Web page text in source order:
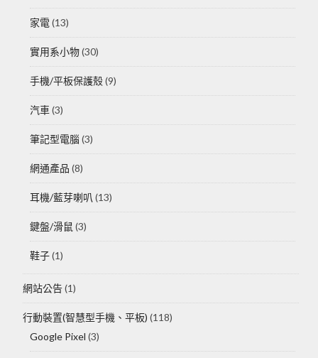
家電 (13)
實用系小物(30)
手機/平板保護殼(9)
汽車 (3)
筆記型電腦(3)
網通產品 (8)
耳機/藍芽喇叭 (13)
鍵盤/滑鼠 (3)
鞋子(1)
網站公告(1)
行動裝置(智慧型手機、平板) (118)
Google Pixel (3)